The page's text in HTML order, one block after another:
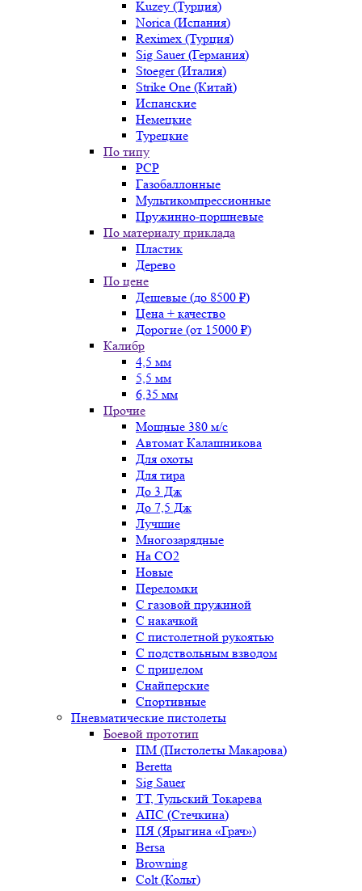
Kuzey (Турция)
Norica (Испания)
Reximex (Турция)
Sig Sauer (Германия)
Stoeger (Италия)
Strike One (Китай)
Испанские
Немецкие
Турецкие
По типу
PCP
Газобаллонные
Мультикомпрессионные
Пружинно-поршневые
По материалу приклада
Пластик
Дерево
По цене
Дешевые (до 8500 ₽)
Цена + качество
Дорогие (от 15000 ₽)
Калибр
4,5 мм
5,5 мм
6,35 мм
Прочие
Мощные 380 м/с
Автомат Калашникова
Для охоты
Для тира
До 3 Дж
До 7,5 Дж
Лучшие
Многозарядные
На CO2
Новые
Переломки
С газовой пружиной
С накачкой
С пистолетной рукоятью
С подствольным взводом
С прицелом
Снайперские
Спортивные
Пневматические пистолеты
Боевой прототип
ПМ (Пистолеты Макарова)
Beretta
Sig Sauer
ТТ, Тульский Токарева
АПС (Стечкина)
ПЯ (Ярыгина «Грач»)
Bersa
Browning
Colt (Кольт)